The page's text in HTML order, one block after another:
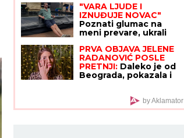
DUŠE
"VARA LJUDE I
IZNUĐUJE NOVAC"
Poznati glumac na
meni prevare, ukrali
ljudima pare: "Ne
nasedajte, prijavite"
PRVA OBJAVA JELENE
RADANOVIĆ POSLE
PRETNJI: Daleko je od
Beograda, pokazala i
by Aklamator